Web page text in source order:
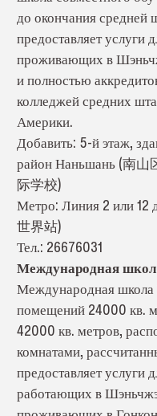
до окончания средней
предоставляет услуги
проживающих в
и полностью
колледжей средних
Америки.
Добавить: 5-й этаж,
район Наньшань (南
际学校)
Метро: Линия 2 или 12
世界站)
Тел.: 26676031
Международная
Международная
помещений 24000 кв.
42000 кв. метров,
комнатами,
предоставляет услуги
работающих в